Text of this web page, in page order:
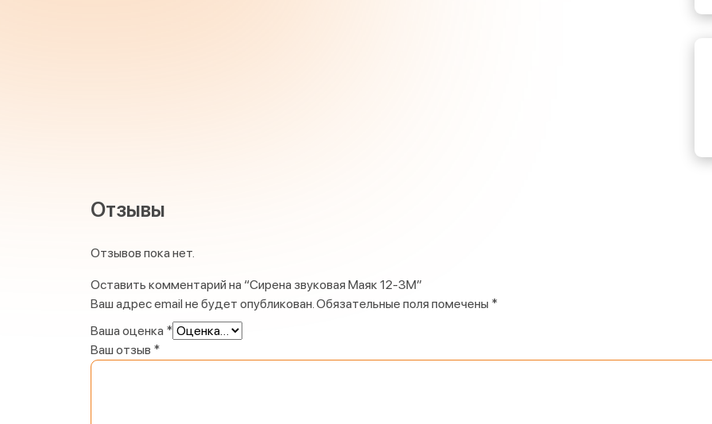
Отзывы
Отзывов пока нет.
Оставить комментарий на “Сирена звуковая Маяк 12-3М”
Ваш адрес email не будет опубликован.Обязательные поля помечены *
Ваша оценка *
Ваш отзыв *